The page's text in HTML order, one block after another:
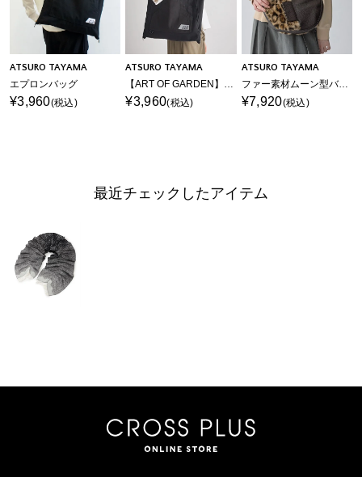
ATSURO TAYAMA
エプロンバッグ
¥3,960(税込)
ATSURO TAYAMA
【ART OF GARDEN】エプロンバッグ
¥3,960(税込)
ATSURO TAYAMA
ファー素材ムーン型バッグ
¥7,920(税込)
最近チェックしたアイテム